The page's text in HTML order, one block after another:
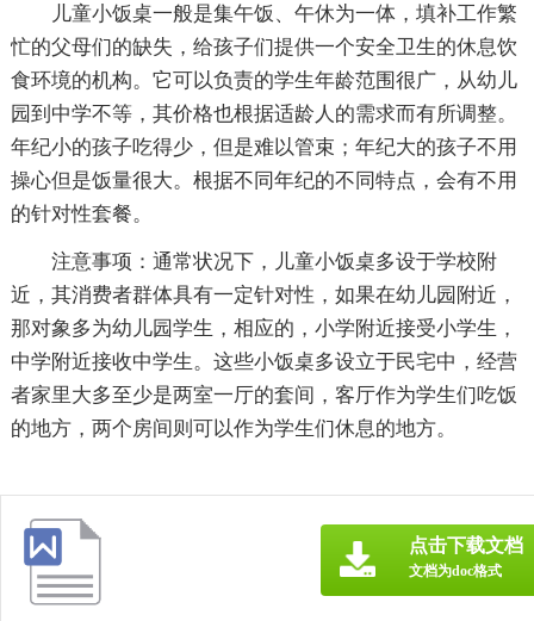
儿童小饭桌一般是集午饭、午休为一体，填补工作繁
忙的父母们的缺失，给孩子们提供一个安全卫生的休息饮
食环境的机构。它可以负责的学生年龄范围很广，从幼儿
园到中学不等，其价格也根据适龄人的需求而有所调整。
年纪小的孩子吃得少，但是难以管束；年纪大的孩子不用
操心但是饭量很大。根据不同年纪的不同特点，会有不用
的针对性套餐。
注意事项：通常状况下，儿童小饭桌多设于学校附
近，其消费者群体具有一定针对性，如果在幼儿园附近，
那对象多为幼儿园学生，相应的，小学附近接受小学生，
中学附近接收中学生。这些小饭桌多设立于民宅中，经营
者家里大多至少是两室一厅的套间，客厅作为学生们吃饭
的地方，两个房间则可以作为学生们休息的地方。
点击下载文档
文档为doc格式